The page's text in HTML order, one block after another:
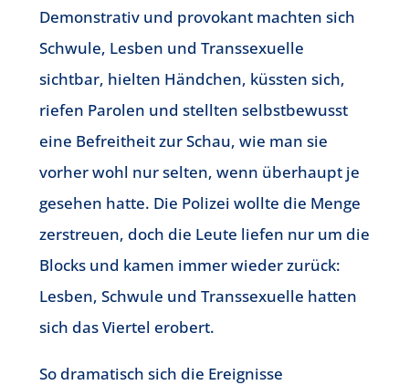
Demonstrativ und provokant machten sich
Schwule, Lesben und Transsexuelle
sichtbar, hielten Händchen, küssten sich,
riefen Parolen und stellten selbstbewusst
eine Befreitheit zur Schau, wie man sie
vorher wohl nur selten, wenn überhaupt je
gesehen hatte. Die Polizei wollte die Menge
zerstreuen, doch die Leute liefen nur um die
Blocks und kamen immer wieder zurück:
Lesben, Schwule und Transsexuelle hatten
sich das Viertel erobert.
So dramatisch sich die Ereignisse